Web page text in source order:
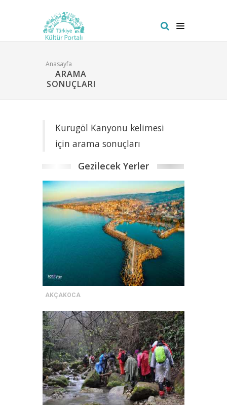
Anasayfa
ARAMA
SONUÇLARI
Kurugöl Kanyonu kelimesi
için arama sonuçları
Gezilecek Yerler
AKÇAKOCA